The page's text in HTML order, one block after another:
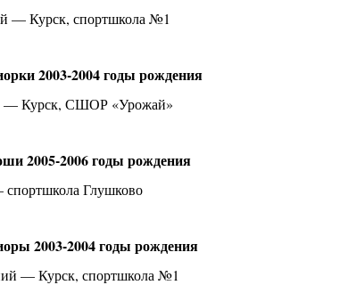
— Курск, спортшкола №1
2003-2004 годы рождения
— Курск, СШОР «Урожай»
2005-2006 годы рождения
Глушково
2003-2004 годы рождения
— Курск, спортшкола №1